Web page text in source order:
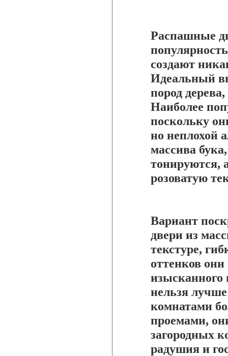
Распашные
создают
Идеальный
пород
Наиболее
поскольку
но неплохой
массива
тонируются,
розоватую
Вариант
двери из
текстуре,
оттенков
нельзя
комнатами
проемами,
загородных
радушия и